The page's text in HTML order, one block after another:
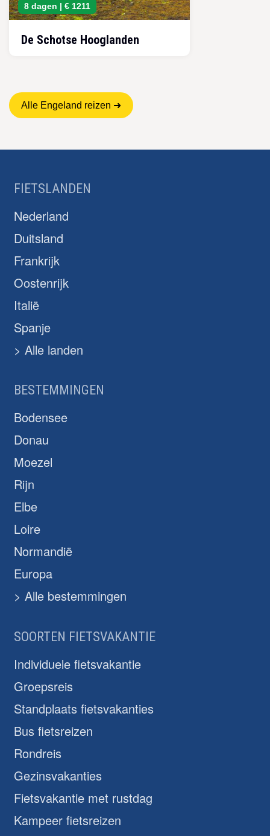
8 dagen | € 1211
De Schotse Hooglanden
Alle Engeland reizen ➜
FIETSLANDEN
Nederland
Duitsland
Frankrijk
Oostenrijk
Italië
Spanje
> Alle landen
BESTEMMINGEN
Bodensee
Donau
Moezel
Rijn
Elbe
Loire
Normandië
Europa
> Alle bestemmingen
SOORTEN FIETSVAKANTIE
Individuele fietsvakantie
Groepsreis
Standplaats fietsvakanties
Bus fietsreizen
Rondreis
Gezinsvakanties
Fietsvakantie met rustdag
Kampeer fietsreizen